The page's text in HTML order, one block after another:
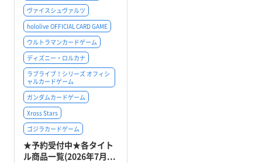
ヴァイスシュヴァルツ
hololive OFFICIAL CARD GAME
ウルトラマンカードゲーム
ディズニー・ロルカナ
ラブライブ！シリーズ オフィシ
ャルカードゲーム
ガンダムカードゲーム
Xross Stars
ゴジラカードゲーム
★予約受付中★各タイト
ル商品一覧(2026年7月...